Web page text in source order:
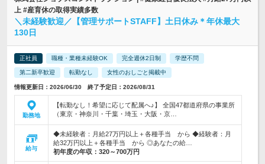
上 #産育休の取得実績多数
＼未経験歓迎／【管理サポートSTAFF】土日休み＊年休最大
130日
正社員 職種・業種未経験OK 完全週休2日制 学歴不問
第二新卒歓迎 転勤なし 女性のおしごと掲載中
情報更新日：2026/06/30 終了予定日：2026/08/31
勤務地
【転勤なし！希望に応じて配属へ♪】 全国47都道府県の事業所
（東京・神奈川・千葉・埼玉・大阪・京…
給与
◆未経験者：月給27万円以上＋各種手当 から ◆経験者：月
給32万円以上＋各種手当 から ◎あなたの給…
初年度の年収： 320～700万円